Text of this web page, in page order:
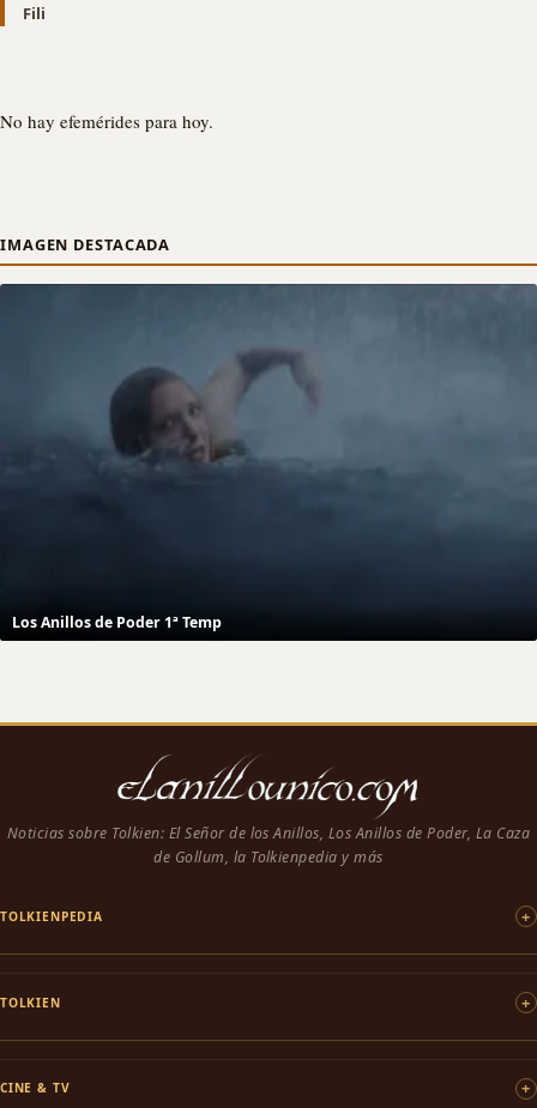
Fili
No hay efemérides para hoy.
IMAGEN DESTACADA
Los Anillos de Poder 1ª Temp
Noticias sobre Tolkien: El Señor de los Anillos, Los Anillos de Poder, La Caza
de Gollum, la Tolkienpedia y más
TOLKIENPEDIA
TOLKIEN
CINE & TV